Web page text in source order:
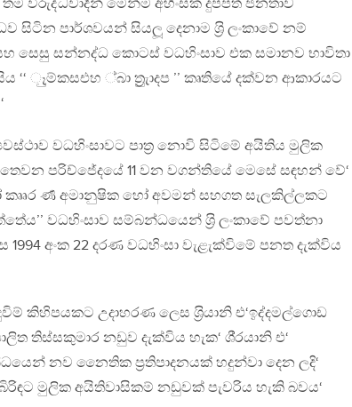
තම විරුද්ධවාදීන් මෙන්ම අහිංසක දුප්පත් ජනතාව
සිටින පාර්ශවයන් සියලූ දෙනාම ශ‍්‍රි ලංකාවේ නම්
සෙසු සන්නද්ධ කොටස් වධහිංසාව එක සමානව භාවිතා
‘‘ ෑුම්කසඑහ ්බා ත්‍රුැාදප ’’ කෘතියේ දක්වන ආකාරයට
වධහිංසාවට පාත‍්‍ර නොවි සිටිමේ අයිතිය මුලික
පරිච්ජේදයේ 11 වන වගන්තියේ මෙසේ සඳහන් වේ‘
කෲර ර්‍ණ අමානුෂික හෝ අවමන් සහගත සැලකිල්ලකට
වධහිංසාව සම්බන්ධයෙන් ශ‍්‍රි ලංකාවේ පවත්නා
අංක 22 දරණ වධහිංසා වැළැක්විමේ පනත දැක්විය
කිහිපයකට උදාහරණ ලෙස ශ‍්‍රියානි එ‘ඉද්දමල්ගොඩ
තිස්සකුමාර නඩුව දැක්විය හැක‘ ශි‍්‍රයානි එ‘
නව නෛතික ප‍්‍රතිපාදනයක් හදුන්වා දෙන ලදි‘
මුලික අයිතිවාසිකම් නඩුවක් පැවරිය හැකි බවය‘